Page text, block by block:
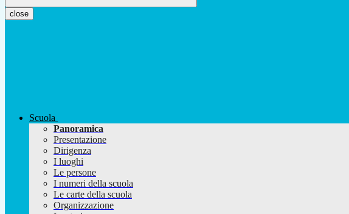
close
Scuola
Panoramica
Presentazione
Dirigenza
I luoghi
Le persone
I numeri della scuola
Le carte della scuola
Organizzazione